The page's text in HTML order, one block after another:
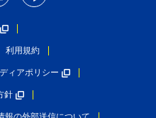
利用規約
ィアポリシー
針